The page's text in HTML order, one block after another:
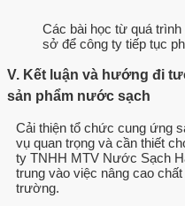
Các bài học từ quá
sở để công ty tiếp tục
V. Kết luận và hướng đi
sản phẩm nước sạch
Cải thiện tổ chức cung ứng
vụ quan trọng và cần thiết
ty TNHH MTV Nước Sạch
trung vào việc nâng cao
trường.